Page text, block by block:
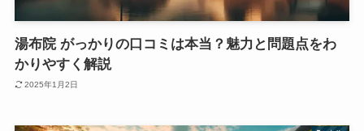
湯布院 がっかりの口コミは本当？魅力と問題点をわ
かりやすく解説
2025年1月2日